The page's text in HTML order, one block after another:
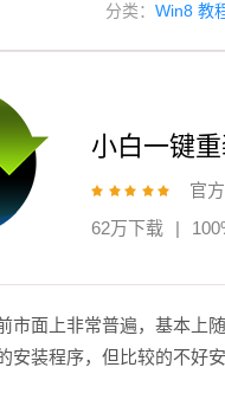
分类：Win8 教
小白一键
官
62万下载
|
市面上非常普遍，基本上
安装程序，但比较的不好